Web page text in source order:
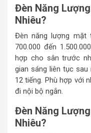
Đèn Năng
Nhiêu?
Đèn năng lượng mặt
700.000 đến
hợp cho sân trước
gian sáng liên tục
12 tiếng. Phù hợp với
đi nội bộ ngắn.
Đèn Năng
Nhiêu?